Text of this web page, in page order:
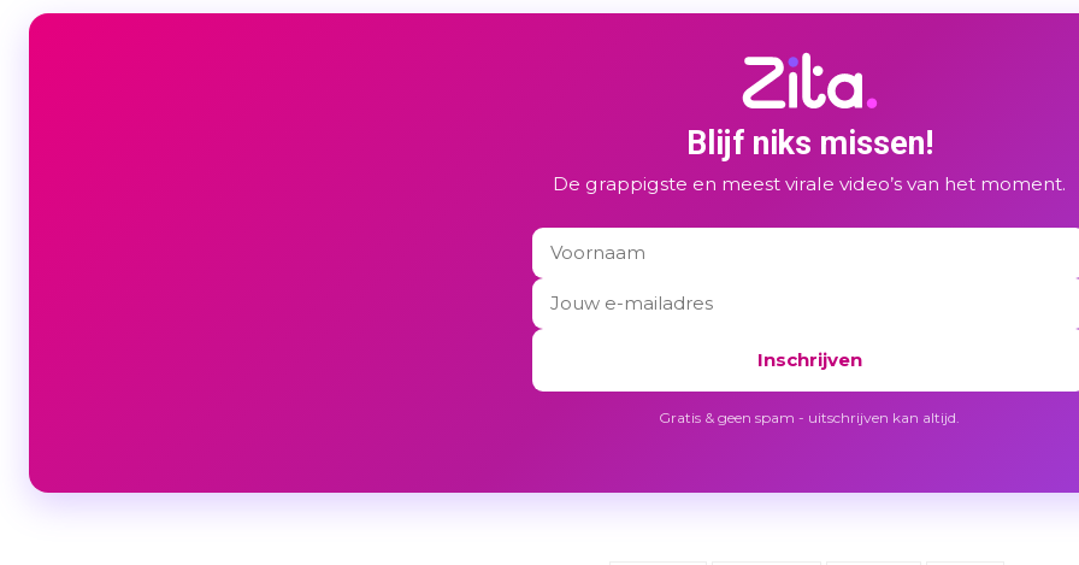
Blijf niks missen!
De grappigste en meest virale video’s van het moment.
Inschrijven
Gratis & geen spam - uitschrijven kan altijd.